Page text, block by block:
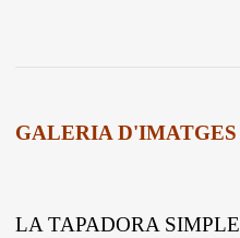
GALERIA D'IMATGES
LA TAPADORA SIMPLE